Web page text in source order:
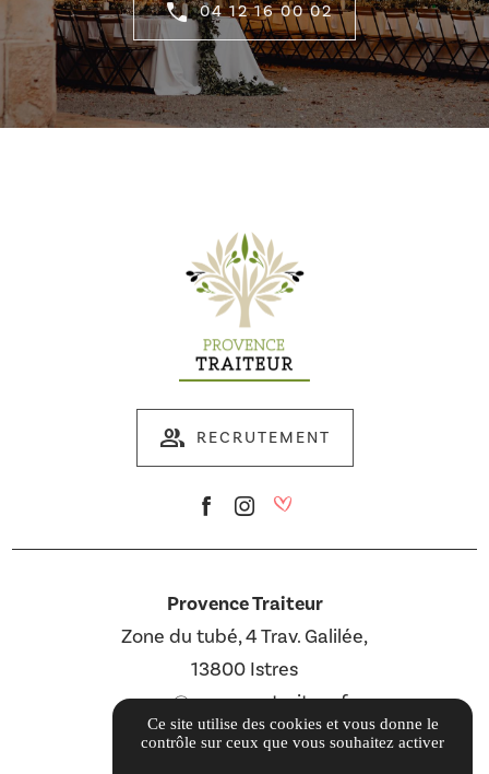
04 12 16 00 02
group RECRUTEMENT
Provence Traiteur
Zone du tubé, 4 Trav. Galilée,
13800 Istres
com@provencetraiteur.fr
04 12 16 00 02
Ce site utilise des cookies et vous donne le
contrôle sur ceux que vous souhaitez activer